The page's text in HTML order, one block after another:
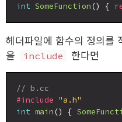
int SomeFunction () {
헤더파일에 함수의 정의를
을
include 한다면
// b.cc
#include "a.h"
int main () {